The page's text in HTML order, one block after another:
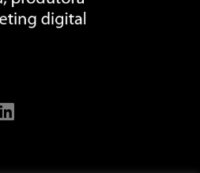
L
i